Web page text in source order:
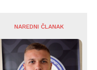
NAREDNI ČLANAK